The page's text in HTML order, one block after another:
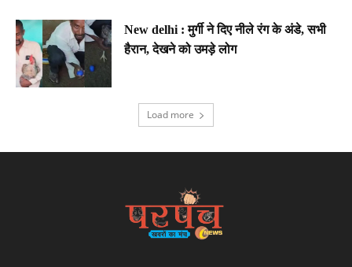
New delhi : मुर्गी ने दिए नीले रंग के अंडे, सभी
हैरान, देखने को उमड़े लोग
Load more